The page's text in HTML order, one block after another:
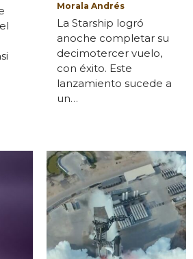
Morala Andrés
La Starship logró
anoche completar su
decimotercer vuelo,
con éxito. Este
lanzamiento sucede a
un…